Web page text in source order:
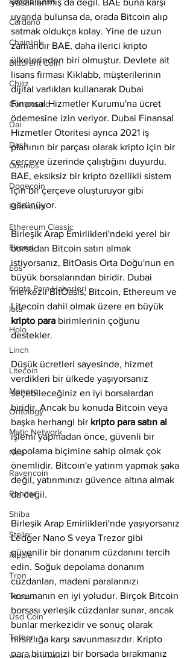
Cardano
Chainlink
Bittorent Coin
Chiliz
Compound
Dai
Dash
Cosmos
Dogecoin
Ethereum
Ethereum Classic
Elrond
Eos
Kripto Para Haberleri
Iota
Holo
Linch
Litecoin
Monero
Ontology
Matic Network
Neo
Ravencoin
Rehber
Shiba
Stellar
Ripple
Tron
Tezos
Usd Coin
Tether
yasaklanmış da değil. BAE buna karşı
uyarıda bulunsa da, orada Bitcoin alıp
satmak oldukça kolay. Yine de uzun
zamandır BAE, daha ilerici kripto
ülkelerinden biri olmuştur. Devlete ait
lisans firması Kiklabb, müşterilerinin
dijital varlıkları kullanarak Dubai
Finansal Hizmetler Kurumu'na ücret
ödemesine izin veriyor. Dubai Finansal
Hizmetler Otoritesi ayrıca 2021 iş
planının bir parçası olarak kripto için bir
çerçeve üzerinde çalıştığını duyurdu.
BAE, eksiksiz bir kripto özellikli sistem
için bir çerçeve oluşturuyor gibi
görünüyor.
Birleşik Arap Emirlikleri'ndeki yerel bir
borsadan Bitcoin satın almak
istiyorsanız, BitOasis Orta Doğu'nun en
büyük borsalarından biridir. Dubai
merkezli BitOasis, Bitcoin, Ethereum ve
Litecoin dahil olmak üzere en büyük
kripto para birimlerinin çoğunu
destekler.
Düşük ücretleri sayesinde, hizmet
verdikleri bir ülkede yaşıyorsanız
seçebileceğiniz en iyi borsalardan
biridir. Ancak bu konuda Bitcoin veya
başka herhangi bir kripto para satın al
işlemi yapmadan önce, güvenli bir
depolama biçimine sahip olmak çok
önemlidir. Bitcoin'e yatırım yapmak şaka
değil, yatırımınızı güvence altına almak
da değil.
Birleşik Arap Emirlikleri'nde yaşıyorsanız
Ledger Nano S veya Trezor gibi
güvenilir bir donanım cüzdanını tercih
edin. Soğuk depolama donanım
cüzdanları, madeni paralarınızı
korumanın en iyi yoludur. Birçok Bitcoin
borsası yerleşik cüzdanlar sunar, ancak
bunlar merkezidir ve sonuç olarak
hırsızlığa karşı savunmasızdır. Kripto
para biriminizi bir borsada bırakmanız